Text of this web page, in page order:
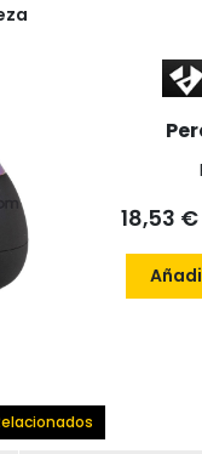
18,53 €